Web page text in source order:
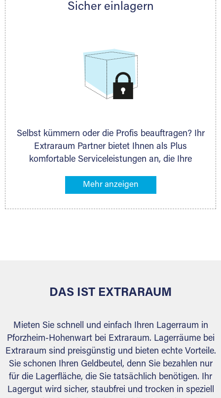
persönlich hinsichtlich Lagervolumen und zu
Sicher einlagern
Selbst kümmern oder die Profis beauftragen? Ihr
Extraraum Partner bietet Ihnen als Plus
komfortable Serviceleistungen an, die Ihre
gehören z. B. Verpackungsservice, Lieferung von
Ihr Lagergut wird bei Ihrem Extraraum Partner
DAS IST EXTRARAUM
Mieten Sie schnell und einfach Ihren Lagerraum in
Pforzheim-Hohenwart bei Extraraum. Lagerräume bei
Extraraum sind preisgünstig und bieten echte Vorteile.
Sie schonen Ihren Geldbeutel, denn Sie bezahlen nur
für die Lagerfläche, die Sie tatsächlich benötigen. Ihr
Lagergut wird sicher, staubfrei und trocken in speziell